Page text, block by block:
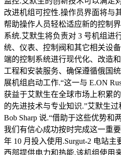
改进机组可控性.操作员界面将与
帮助操作人员轻松适应新的控制
系统.艾默生将负责对 3 号机组进
统、仪表、控制阀和其它相关设
端的控制系统进行现代化、改造
工程和安装服务、确保遵循俄国
展机组启动工作.“这一与 E.ON
获益于艾默生在全球市场上积累
的先进技术与专业知识.”艾默生
Bob Sharp 说.“借助于这些优势和
我们有信心成功按时完成这一重
年 10 月投入使用.Surgut-2 电站
西部提供电力和热能.该机组使用